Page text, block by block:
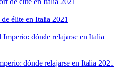
élite en Italia 2021
dónde relajarse en Italia 2021